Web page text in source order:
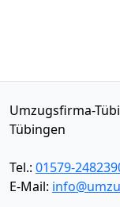
Umzugsfirma-
Tübingen
Tel.: 01579-
E-Mail: